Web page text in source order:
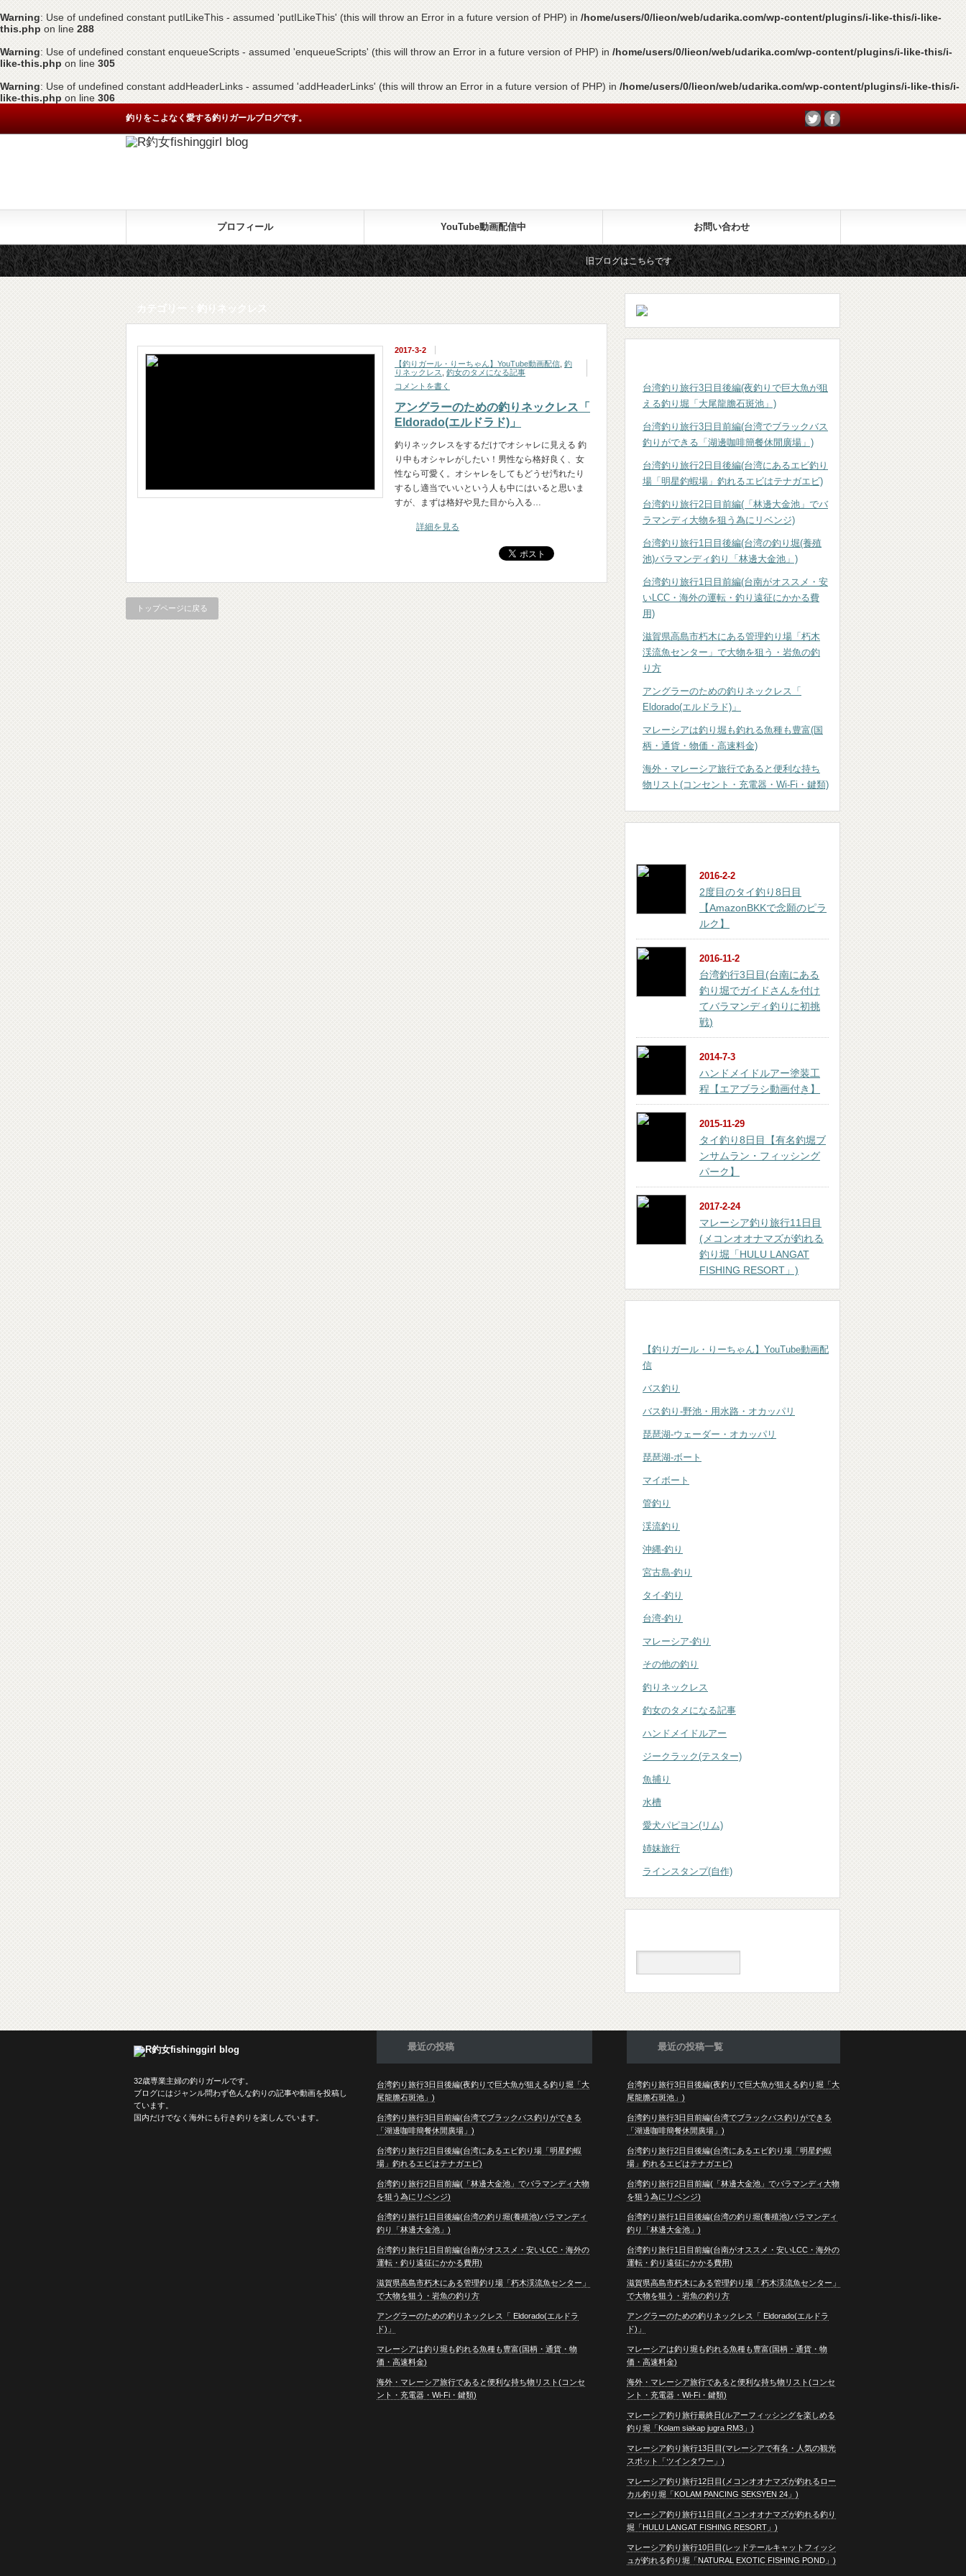
Warning: Use of undefined constant putILikeThis - assumed 'putILikeThis' (this will throw an Error in a future version of PHP) in /home/users/0/lieon/web/udarika.com/wp-content/plugins/i-like-this/i-like-
this.php on line 288
Warning: Use of undefined constant enqueueScripts - assumed 'enqueueScripts' (this will throw an Error in a future version of PHP) in /home/users/0/lieon/web/udarika.com/wp-content/plugins/i-like-this/i-
like-this.php on line 305
Warning: Use of undefined constant addHeaderLinks - assumed 'addHeaderLinks' (this will throw an Error in a future version of PHP) in /home/users/0/lieon/web/udarika.com/wp-content/plugins/i-like-this/i-
like-this.php on line 306
釣りをこよなく愛する釣りガールブログです。
プロフィール YouTube動画配信中 お問い合わせ
旧ブログはこちらです
カテゴリー：釣りネックレス
2017-3-2
【釣りガール・りーちゃん】YouTube動画配信 釣
りネックレス
釣女のタメになる記事
コメントを書く
アングラーのための釣りネックレス「
Eldorado(エルドラド)」
釣りネックレスをするだけでオシャレに見える 釣
り中もオシャレがしたい！男性なら格好良く、女
性なら可愛く。オシャレをしてもどうせ汚れたり
するし適当でいいという人も中にはいると思いま
すが、まずは格好や見た目から入る…
詳細を見る
トップページに戻る
台湾釣り旅行3日目後編(夜釣りで巨大魚が狙
える釣り堀「大尾龍膽石斑池」)
台湾釣り旅行3日目前編(台湾でブラックバス
釣りができる「湖邊咖啡簡餐休閒廣場」)
台湾釣り旅行2日目後編(台湾にあるエビ釣り
場「明星釣蝦場」釣れるエビはテナガエビ)
台湾釣り旅行2日目前編(「林邊大金池」でバ
ラマンディ大物を狙う為にリベンジ)
台湾釣り旅行1日目後編(台湾の釣り堀(養殖
池)バラマンディ釣り「林邊大金池」)
台湾釣り旅行1日目前編(台南がオススメ・安
いLCC・海外の運転・釣り遠征にかかる費
用)
滋賀県高島市朽木にある管理釣り場「朽木
渓流魚センター」で大物を狙う・岩魚の釣
り方
アングラーのための釣りネックレス「
Eldorado(エルドラド)」
マレーシアは釣り堀も釣れる魚種も豊富(国
柄・通貨・物価・高速料金)
海外・マレーシア旅行であると便利な持ち
物リスト(コンセント・充電器・Wi-Fi・鍵類)
2016-2-2
2度目のタイ釣り8日目
【AmazonBKKで念願のピラ
ルク】
2016-11-2
台湾釣行3日目(台南にある
釣り堀でガイドさんを付け
てバラマンディ釣りに初挑
戦)
2014-7-3
ハンドメイドルアー塗装工
程【エアブラシ動画付き】
2015-11-29
タイ釣り8日目【有名釣堀ブ
ンサムラン・フィッシング
パーク】
2017-2-24
マレーシア釣り旅行11日目
(メコンオオナマズが釣れる
釣り堀「HULU LANGAT
FISHING RESORT」)
【釣りガール・りーちゃん】YouTube動画配
信
バス釣り
バス釣り-野池・用水路・オカッパリ
琵琶湖-ウェーダー・オカッパリ
琵琶湖‐ボート
マイボート
管釣り
渓流釣り
沖縄-釣り
宮古島-釣り
タイ-釣り
台湾-釣り
マレーシア-釣り
その他の釣り
釣りネックレス
釣女のタメになる記事
ハンドメイドルアー
ジークラック(テスター)
魚捕り
水槽
愛犬パピヨン(リム)
姉妹旅行
ラインスタンプ(自作)
最近の投稿
台湾釣り旅行3日目後編(夜釣りで巨大魚が狙える釣り堀「大
尾龍膽石斑池」)
台湾釣り旅行3日目前編(台湾でブラックバス釣りができる
「湖邊咖啡簡餐休閒廣場」)
台湾釣り旅行2日目後編(台湾にあるエビ釣り場「明星釣蝦
場」釣れるエビはテナガエビ)
台湾釣り旅行2日目前編(「林邊大金池」でバラマンディ大物
を狙う為にリベンジ)
台湾釣り旅行1日目後編(台湾の釣り堀(養殖池)バラマンディ
釣り「林邊大金池」)
台湾釣り旅行1日目前編(台南がオススメ・安いLCC・海外の
運転・釣り遠征にかかる費用)
滋賀県高島市朽木にある管理釣り場「朽木渓流魚センター」
で大物を狙う・岩魚の釣り方
アングラーのための釣りネックレス「 Eldorado(エルドラ
ド)」
マレーシアは釣り堀も釣れる魚種も豊富(国柄・通貨・物
価・高速料金)
海外・マレーシア旅行であると便利な持ち物リスト(コンセ
ント・充電器・Wi-Fi・鍵類)
最近の投稿一覧
台湾釣り旅行3日目後編(夜釣りで巨大魚が狙える釣り堀「大
尾龍膽石斑池」)
台湾釣り旅行3日目前編(台湾でブラックバス釣りができる
「湖邊咖啡簡餐休閒廣場」)
台湾釣り旅行2日目後編(台湾にあるエビ釣り場「明星釣蝦
場」釣れるエビはテナガエビ)
台湾釣り旅行2日目前編(「林邊大金池」でバラマンディ大物
を狙う為にリベンジ)
台湾釣り旅行1日目後編(台湾の釣り堀(養殖池)バラマンディ
釣り「林邊大金池」)
台湾釣り旅行1日目前編(台南がオススメ・安いLCC・海外の
運転・釣り遠征にかかる費用)
滋賀県高島市朽木にある管理釣り場「朽木渓流魚センター」
で大物を狙う・岩魚の釣り方
アングラーのための釣りネックレス「 Eldorado(エルドラ
ド)」
マレーシアは釣り堀も釣れる魚種も豊富(国柄・通貨・物
価・高速料金)
海外・マレーシア旅行であると便利な持ち物リスト(コンセ
ント・充電器・Wi-Fi・鍵類)
マレーシア釣り旅行最終日(ルアーフィッシングを楽しめる
釣り堀「Kolam siakap jugra RM3」)
マレーシア釣り旅行13日目(マレーシアで有名・人気の観光
スポット「ツインタワー」)
マレーシア釣り旅行12日目(メコンオオナマズが釣れるロー
カル釣り堀「KOLAM PANCING SEKSYEN 24」)
マレーシア釣り旅行11日目(メコンオオナマズが釣れる釣り
堀「HULU LANGAT FISHING RESORT」)
マレーシア釣り旅行10日目(レッドテールキャットフィッシ
ュが釣れる釣り堀「NATURAL EXOTIC FISHING POND」)
32歳専業主婦の釣りガールです。
ブログにはジャンル問わず色んな釣りの記事や動画を投稿し
ています。
国内だけでなく海外にも行き釣りを楽しんでいます。